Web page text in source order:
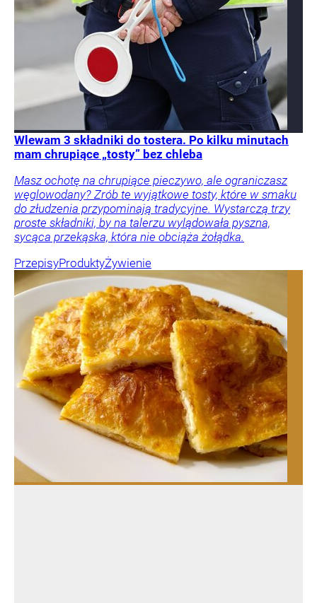
Wlewam 3 składniki do tostera. Po kilku minutach
mam chrupiące „tosty” bez chleba
Masz ochotę na chrupiące pieczywo, ale ograniczasz
węglowodany? Zrób te wyjątkowe tosty, które w smaku
do złudzenia przypominają tradycyjne. Wystarczą trzy
proste składniki, by na talerzu wylądowała pyszna,
sycąca przekąska, która nie obciąża żołądka.
PrzepisyProduktyŻywienie